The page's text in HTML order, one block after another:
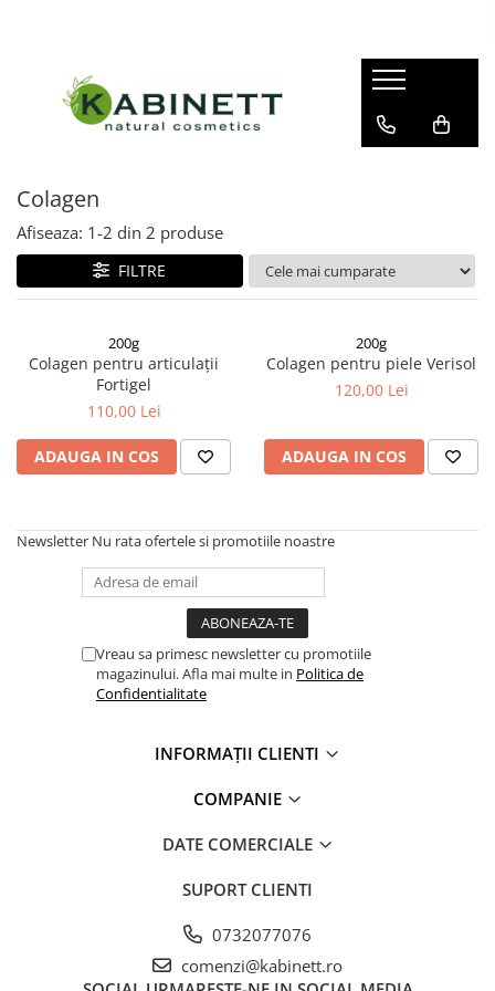
Îngrijire corp
Bomba hidratantă de baie
Cremă pentru mâini
Săpun lichid
Gel de duș
Scrub de corp
Unt de corp
Ulei de masaj
Sare de baie
Îngrijire față și decolteu
Cremă pentru față
Ser pentru față
Makeup
Demachiant
Colagen
Afiseaza: 1-2 din 2 produse
FILTRE
200g
Colagen pentru articulații
Fortigel
110,00 Lei
ADAUGA IN COS
200g
Colagen pentru piele Verisol
120,00 Lei
ADAUGA IN COS
Newsletter Nu rata ofertele si promotiile noastre
Vreau sa primesc newsletter cu promotiile
magazinului. Afla mai multe in Politica de
Confidentialitate
INFORMAȚII CLIENTI
COMPANIE
DATE COMERCIALE
SUPORT CLIENTI
0732077076
comenzi@kabinett.ro